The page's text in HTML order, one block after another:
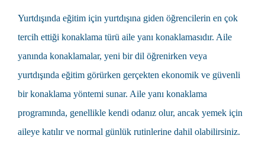
Yurtdışında eğitim için yurtdışına giden öğrencilerin en çok
tercih ettiği konaklama türü aile yanı konaklamasıdır. Aile
yanında konaklamalar, yeni bir dil öğrenirken veya
yurtdışında eğitim görürken gerçekten ekonomik ve güvenli
bir konaklama yöntemi sunar. Aile yanı konaklama
programında, genellikle kendi odanız olur, ancak yemek için
aileye katılır ve normal günlük rutinlerine dahil olabilirsiniz.